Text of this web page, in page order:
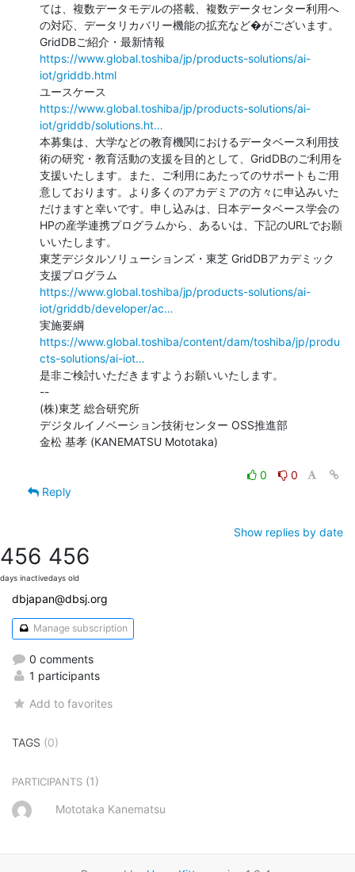
ては、複数データモデルの搭載、複数データセンター利用へ
の対応、データリカバリー機能の拡充など�がございます。
https://www.global.toshiba/jp/products-solutions/ai-
iot/griddb.html
https://www.global.toshiba/jp/products-solutions/ai-
iot/griddb/solutions.ht…
本募集は、大学などの教育機関におけるデータベース利用技
術の研究・教育活動の支援を目的として、GridDBのご利用を
支援いたします。また、ご利用にあたってのサポートもご用
意しております。より多くのアカデミアの方々に申込みいた
だけますと幸いです。申し込みは、日本データベース学会の
HPの産学連携プログラムから、あるいは、下記のURLでお願
いいたします。
東芝デジタルソリューションズ・東芝 GridDBアカデミック
https://www.global.toshiba/jp/products-solutions/ai-
iot/griddb/developer/ac…
https://www.global.toshiba/content/dam/toshiba/jp/produ
cts-solutions/ai-iot…
是非ご検討いただきますようお願いいたします。
--
(株)東芝 総合研究所
デジタルイノベーション技術センター OSS推進部
金松 基孝 (KANEMATSU Mototaka)
0
0
Reply
Show replies by date
456
days inactive
456
days old
dbjapan@dbsj.org
Manage subscription
0 comments
1 participants
Add to favorites
TAGS (0)
PARTICIPANTS (1)
Mototaka Kanematsu